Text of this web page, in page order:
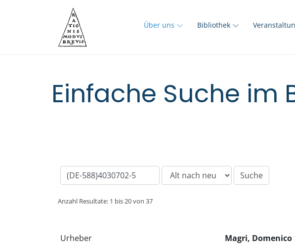
Über uns Bibliothek
Einfache Suche im
Anzahl Resultate: 1 bis 20 von 37
Urheber Magri, Domenico